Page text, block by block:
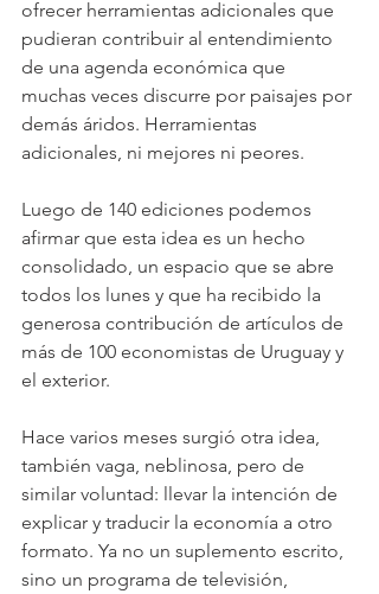
ofrecer herramientas adicionales que
pudieran contribuir al entendimiento
de una agenda económica que
muchas veces discurre por paisajes por
demás áridos. Herramientas
adicionales, ni mejores ni peores.
Luego de 140 ediciones podemos
afirmar que esta idea es un hecho
consolidado, un espacio que se abre
todos los lunes y que ha recibido la
generosa contribución de artículos de
más de 100 economistas de Uruguay y
el exterior.
Hace varios meses surgió otra idea,
también vaga, neblinosa, pero de
similar voluntad: llevar la intención de
explicar y traducir la economía a otro
formato. Ya no un suplemento escrito,
sino un programa de televisión,